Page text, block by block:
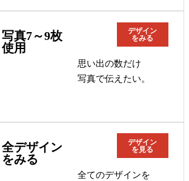
写真7～9枚
使用
デザイン
をみる
思い出の数だけ
写真で伝えたい。
全デザイン
をみる
デザイン
を見る
全てのデザインを